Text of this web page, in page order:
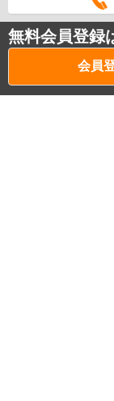
無料会員登録
会員